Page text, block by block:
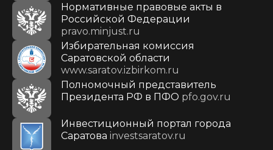
Нормативные правовые акты в
Российской Федерации
pravo.minjust.ru
Избирательная комиссия
Саратовской области
www.saratov.izbirkom.ru
Полномочный представитель
Президента РФ в ПФО pfo.gov.ru
Инвестиционный портал города
Саратова investsaratov.ru